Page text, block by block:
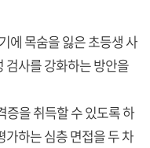
에 목숨을 잃은 초등생 사
검사를 강화하는 방안을
증을 취득할 수 있도록 하
가하는 심층 면접을 두 차